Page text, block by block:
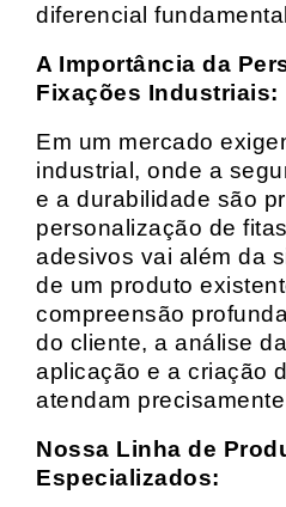
diferencial
A Importância da
Fixações Industriais:
Em um mercado
industrial, onde a
e a durabilidade são
personalização de
adesivos vai além da
de um produto
compreensão
do cliente, a análise
aplicação e a criação
atendam
Nossa Linha de
Especializados: